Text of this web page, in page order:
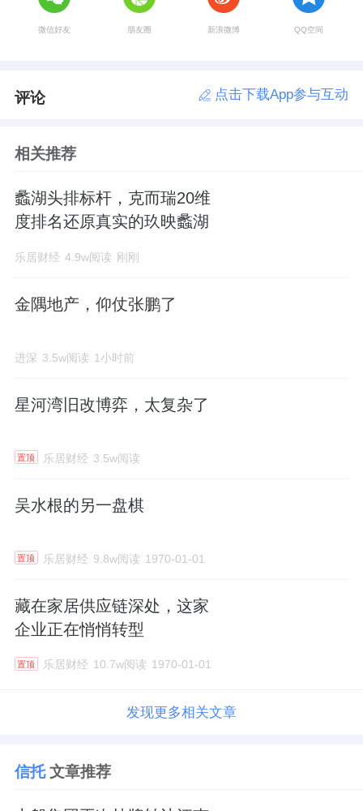
微信好友 朋友圈 新浪微博 QQ空间
评论 点击下载App参与互动
相关推荐
蠡湖头排标杆，克而瑞20维
度排名还原真实的玖映蠡湖
乐居财经 4.9w阅读 刚刚
金隅地产，仰仗张鹏了
进深 3.5w阅读 1小时前
星河湾旧改博弈，太复杂了
置顶 乐居财经 3.5w阅读
吴水根的另一盘棋
置顶 乐居财经 9.8w阅读 1970-01-01
藏在家居供应链深处，这家
企业正在悄悄转型
置顶 乐居财经 10.7w阅读 1970-01-01
发现更多相关文章
信托文章推荐